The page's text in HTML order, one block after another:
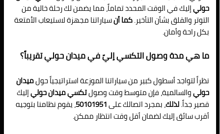
حوليإليك في الوقت المحدد تماماً، مما يضمن لك رحلة خالية من
التوتر والقلق بشأن التأخير.كما أنسياراتنا مجهزة لاستيعاب الأمتعة
بكل راحة وأمان.
ما هي مدة وصول التكسي إليّ في ميدان حولي تقريباً؟
نظراً لتواجد أسطول كبير من سياراتنا الموزعة استراتيجياً حولميدان
حوليوالسالمية، فإن متوسط وقت وصولتكسي ميدان حوليإليك
قصير جداً.لذلك، بمجرد اتصالك على50101951، يقوم نظامنا بتوجيه
أقرب سائق إليك لضمان أقل وقت انتظار ممكن.